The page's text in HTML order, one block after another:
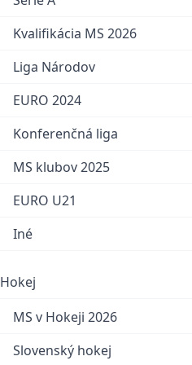
Kvalifikácia MS 2026
Liga Národov
EURO 2024
Konferenčná liga
MS klubov 2025
EURO U21
Iné
Hokej
MS v Hokeji 2026
Slovenský hokej
Hossa sa po